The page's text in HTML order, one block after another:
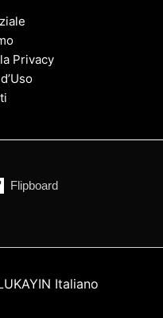
Privacy
Flipboard
Italiano